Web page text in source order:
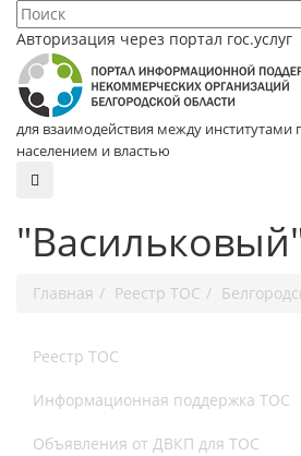
Авторизация через портал гос.уcлуг
для взаимодействия между институтами
населением и властью
Главная Реестр ТОС
Реестр ТОС
Информационная поддержка ТОС
Объявления от ДВКП для ТОС